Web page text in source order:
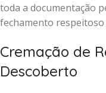
toda a documentação
fechamento respeitoso
Cremação de
Descoberto